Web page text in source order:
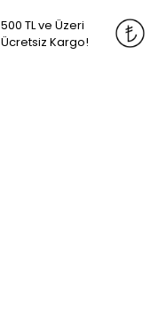
500 TL ve Üzeri
Ücretsiz Kargo!